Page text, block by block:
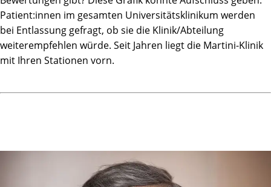
Patient:innen im gesamten Universitätsklinikum werden
bei Entlassung gefragt, ob sie die Klinik/Abteilung
weiterempfehlen würde. Seit Jahren liegt die Martini-Klinik
mit Ihren Stationen vorn.